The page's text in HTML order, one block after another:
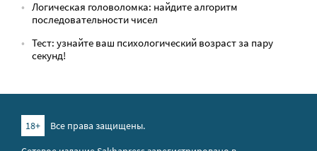
Логическая головоломка: найдите алгоритм
последовательности чисел
Тест: узнайте ваш психологический возраст за пару
секунд!
18+
Все права защищены.